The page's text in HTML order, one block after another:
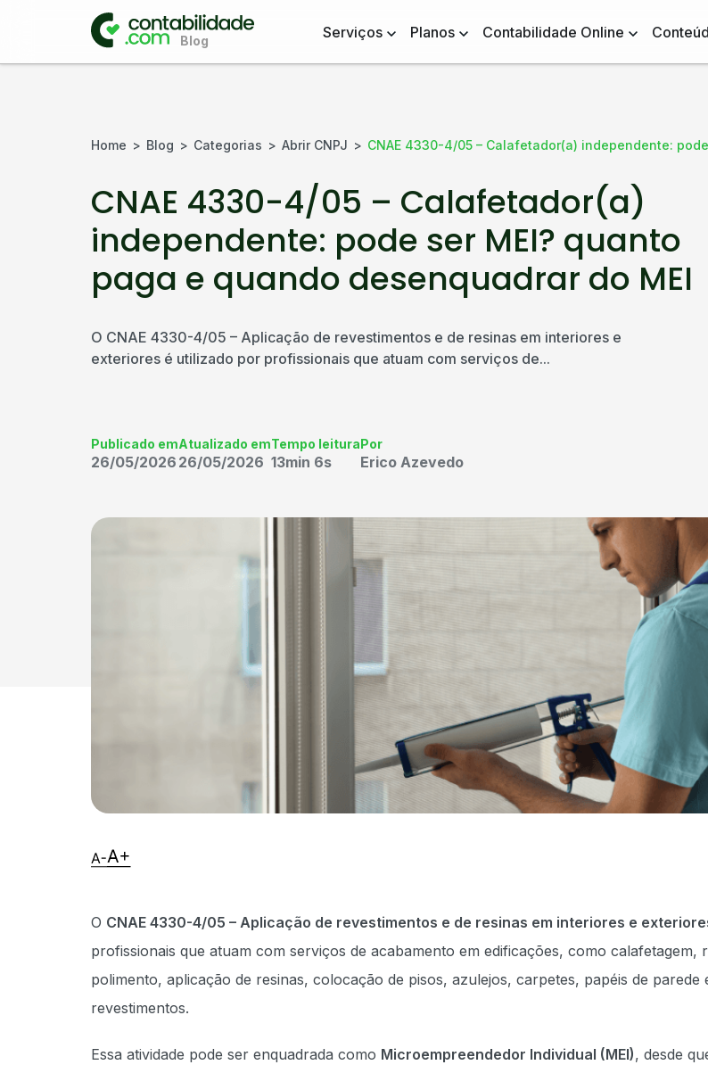
Serviços Planos Contabilidade Online
Home Blog Categorias Abrir CNPJ CNAE 4330-4/05 – Calafetador(a) independente:
CNAE 4330-4/05 – Calafetador(a)
independente: pode ser MEI? quanto
paga e quando desenquadrar do MEI
O CNAE 4330-4/05 – Aplicação de revestimentos e de resinas em interiores e
exteriores é utilizado por profissionais que atuam com serviços de...
Publicado em
26/05/2026
Atualizado em
26/05/2026
Tempo leitura
13min 6s
Por
Erico Azevedo
O CNAE 4330-4/05 – Aplicação de revestimentos e de resinas em interiores e
profissionais que atuam com serviços de acabamento em edificações, como calafetagem,
polimento, aplicação de resinas, colocação de pisos, azulejos, carpetes, papéis de parede
revestimentos.
Essa atividade pode ser enquadrada como Microempreendedor Individual (MEI), desde